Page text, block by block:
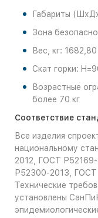
Габариты
Зона
Вес, кг: 1682,80
Скат горки:
Возрастные
более 70 кг
Соответствие
Все изделия
национальному
2012, ГОСТ
Р52300-2013,
Технические
установлены